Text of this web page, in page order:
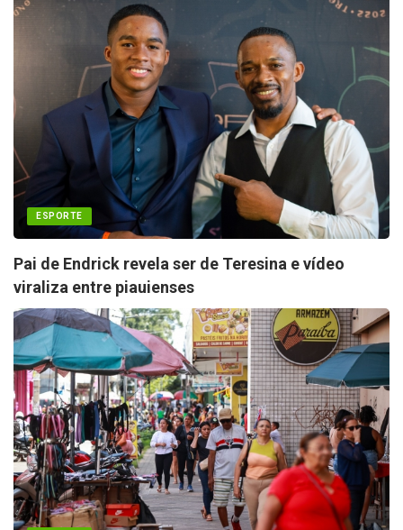
ESPORTE
Pai de Endrick revela ser de Teresina e vídeo
viraliza entre piauienses